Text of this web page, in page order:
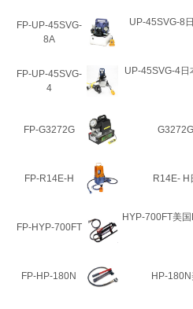
FP-UP-45SVG-
8A
UP-45SVG-8
FP-UP-45SVG-
4
UP-45SVG-4
FP-G3272G
FP-R14E-H R14E-
FP-HYP-700FT
HYP-700FT美
FP-HP-180N HP-